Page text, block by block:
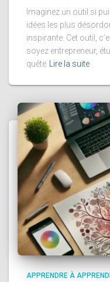
Imaginez un outil si
idées les plus
inspirante. Cet outil,
soyez entrepreneur,
quête Lire la suite
APPRENDRE À